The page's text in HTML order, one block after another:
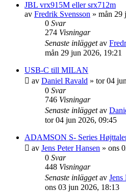
JBL vrx915M eller srx712m
av Fredrik Svensson » mån 29
0 Svar
274 Visningar
Senaste inläggetav
mån 29 jun 2026, 19:21
USB-C till MILAN
av Daniel Ravald » tor 04
0 Svar
746 Visningar
Senaste inläggetav
tor 04 jun 2026, 09:45
ADAMSON S- Series
av Jens Peter Hansen » ons
0 Svar
448 Visningar
Senaste inläggetav Jens
ons 03 jun 2026, 18:13